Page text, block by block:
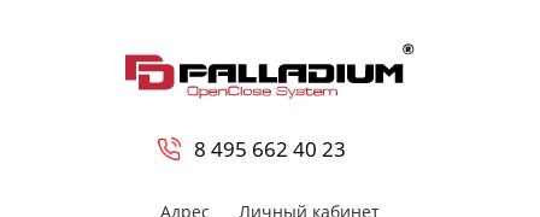
8 495 662 40 23
Адрес
Личный кабинет